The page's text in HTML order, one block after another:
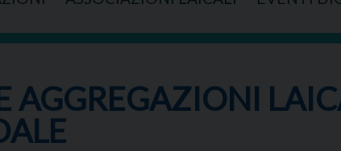
AGGREGAZIONI